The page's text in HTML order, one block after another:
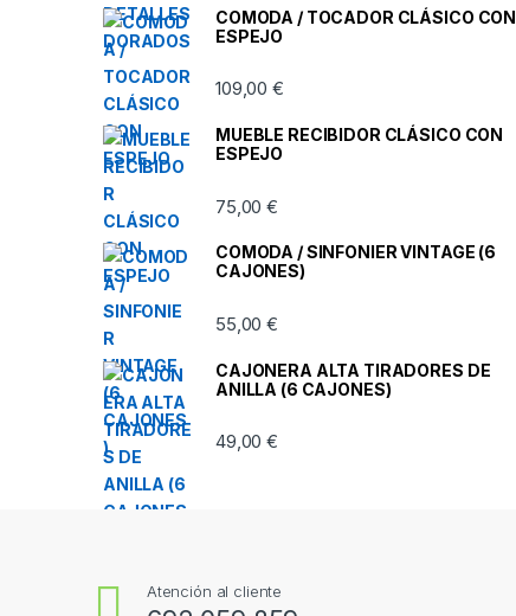
COMODA / TOCADOR CLÁSICO CON
ESPEJO
109,00€
MUEBLE RECIBIDOR CLÁSICO CON
ESPEJO
75,00€
COMODA / SINFONIER VINTAGE (6
CAJONES)
55,00€
CAJONERA ALTA TIRADORES DE
ANILLA (6 CAJONES)
49,00€
Atención al cliente